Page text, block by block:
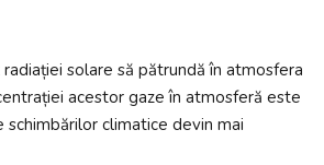
solare să pătrundă în atmosfera
acestor gaze în atmosferă este
climatice devin mai